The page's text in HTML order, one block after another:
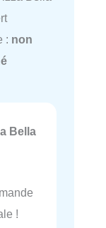
: non
Bella
!